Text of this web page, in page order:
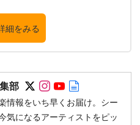
細をみる
部 Follow on SNS
Follow on SNS
Follow on
情報をいち早くお届け。シー
気になるアーティストをピッ